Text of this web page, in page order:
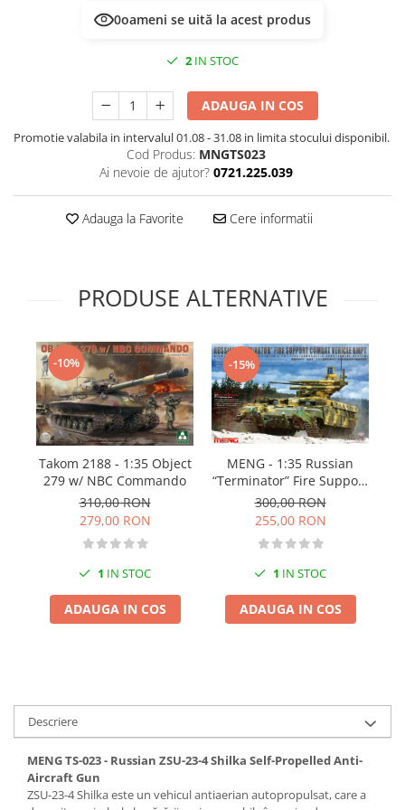
Technical Paint
Citadel Paint Sets
Airbrush Paint
Pigmenti Super Metalici
Chrome Paints
Dipping Inks
UV Resin
Pigmenti Glow In The Dark
Flexible Paint
Vopsele Metalice
Markere GSW
Vopsea spray
MRP - MR. PAINT
Culori auto
Spray Vopsea Tamiya
Markere Vopsea Tamiya
Vallejo
Seturi de vopsele Vallejo
Trench Crusade 0oameni se uită la acest produs
2 IN STOC
ADAUGA IN COS
Promotie valabila in intervalul 01.08 - 31.08 in limita stocului disponibil.
Cod Produs: MNGTS023
Ai nevoie de ajutor? 0721.225.039
Adauga la Favorite Cere informatii
PRODUSE ALTERNATIVE
-10%
Takom 2188 - 1:35 Object
279 w/ NBC Commando
310,00 RON
279,00 RON
1 IN STOC
ADAUGA IN COS
-15%
MENG - 1:35 Russian
“Terminator” Fire Support
Combat Vehicle BMPT
300,00 RON
255,00 RON
1 IN STOC
ADAUGA IN COS
Descriere
MENG TS-023 - Russian ZSU-23-4 Shilka Self-Propelled Anti-
Aircraft Gun
ZSU-23-4 Shilka este un vehicul antiaerian autopropulsat, care a